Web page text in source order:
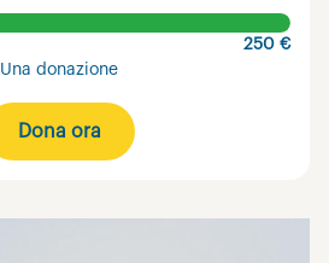
250 €
Una donazione
Dona ora